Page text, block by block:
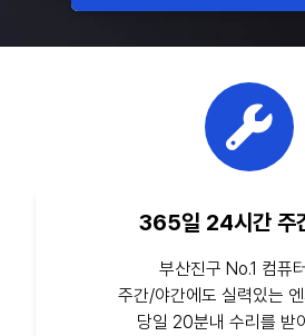
365일 24시간 주
부산진구 No.1 컴퓨
주간/야간에도 실력있는
당일 20분내 수리를 받